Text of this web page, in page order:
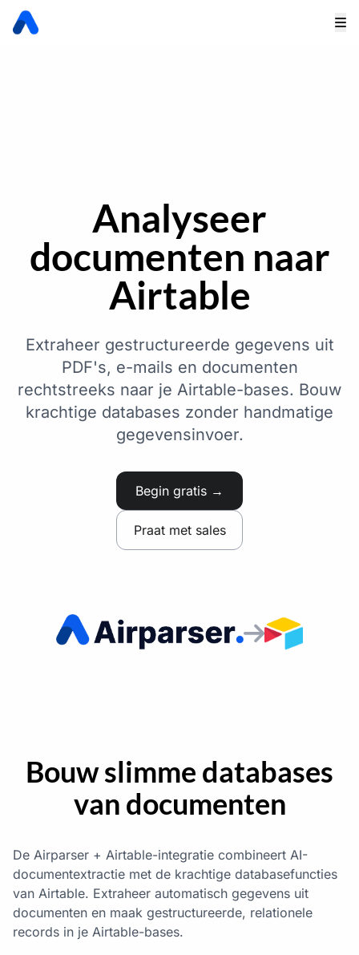
Analyseer
documenten naar
Airtable
Extraheer gestructureerde gegevens uit
PDF's, e-mails en documenten
rechtstreeks naar je Airtable-bases. Bouw
krachtige databases zonder handmatige
gegevensinvoer.
Begin gratis →
Praat met sales
Bouw slimme databases
van documenten
De Airparser + Airtable-integratie combineert AI-
documentextractie met de krachtige databasefuncties
van Airtable. Extraheer automatisch gegevens uit
documenten en maak gestructureerde, relationele
records in je Airtable-bases.